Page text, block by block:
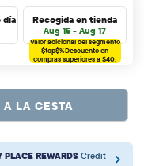
día Recogida en tienda
Aug 15 - Aug 17
Valor adicional del segmento
$tcp$%Descuento en
compras superiores a $40.
A LA CESTA
PLACE REWARDS Credit